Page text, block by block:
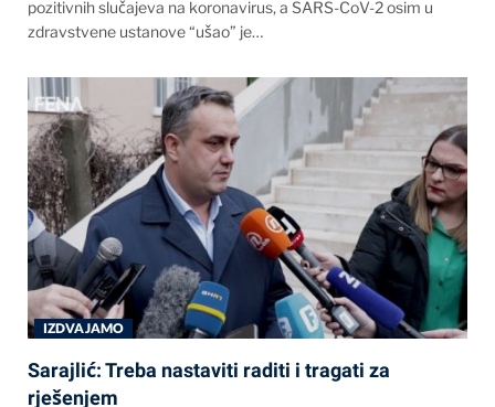
pozitivnih slučajeva na koronavirus, a SARS-CoV-2 osim u
zdravstvene ustanove “ušao” je…
IZDVAJAMO
Sarajlić: Treba nastaviti raditi i tragati za
rješenjem